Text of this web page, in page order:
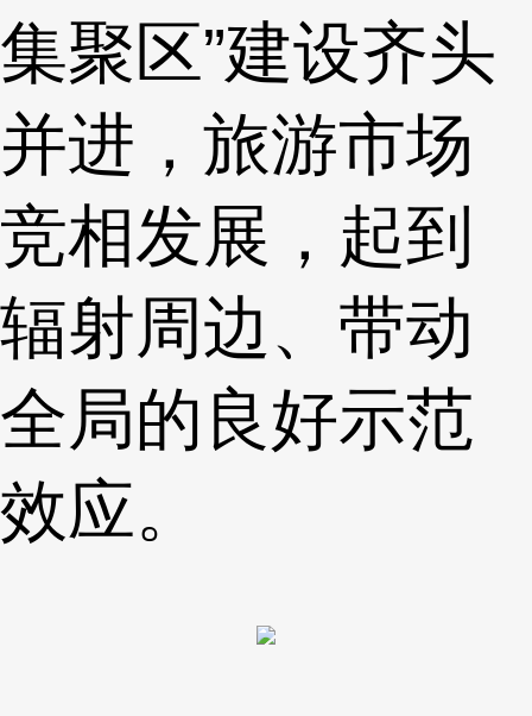
集聚区”建设齐头
并进，旅游市场
竞相发展，起到
辐射周边、带动
全局的良好示范
效应。